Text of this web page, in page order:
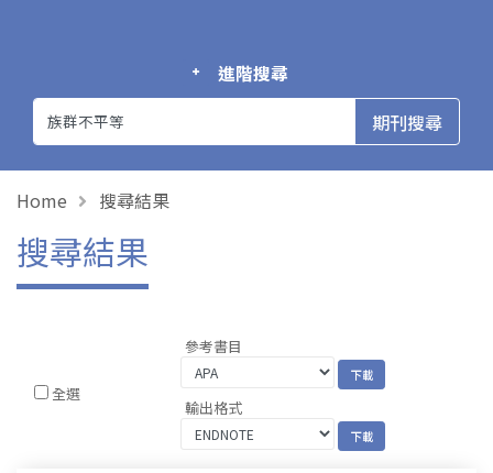
進階搜尋
Home 搜尋結果
搜尋結果
全選
參考書目
輸出格式